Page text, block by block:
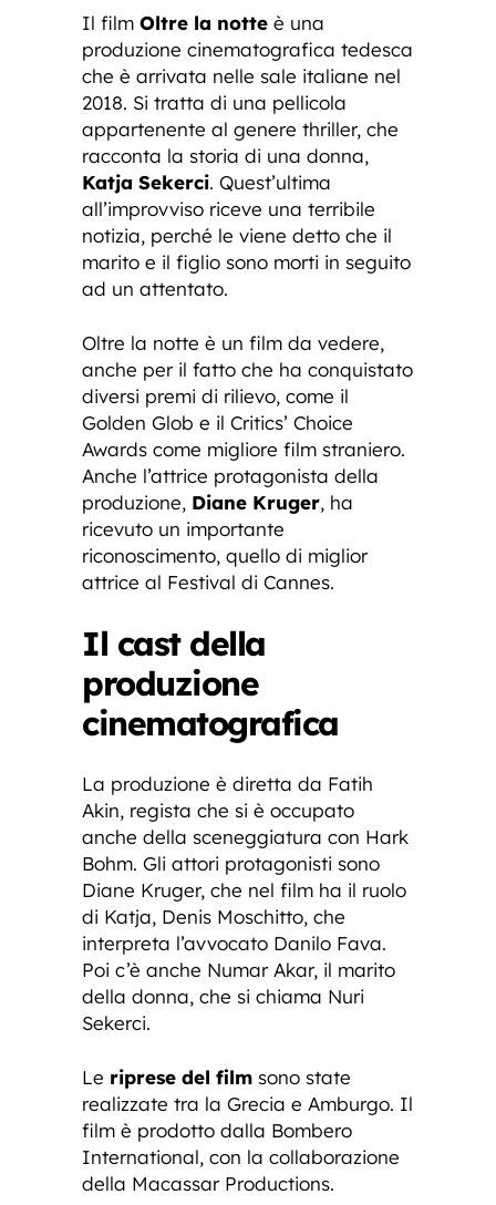
Il film Oltre la notte è una
produzione cinematografica tedesca
che è arrivata nelle sale italiane nel
2018. Si tratta di una pellicola
appartenente al genere thriller, che
racconta la storia di una donna,
Katja Sekerci. Quest’ultima
all’improvviso riceve una terribile
notizia, perché le viene detto che il
marito e il figlio sono morti in seguito
ad un attentato.
Oltre la notte è un film da vedere,
anche per il fatto che ha conquistato
diversi premi di rilievo, come il
Golden Glob e il Critics’ Choice
Awards come migliore film straniero.
Anche l’attrice protagonista della
produzione, Diane Kruger, ha
ricevuto un importante
riconoscimento, quello di miglior
attrice al Festival di Cannes.
Il cast della
produzione
cinematografica
La produzione è diretta da Fatih
Akin, regista che si è occupato
anche della sceneggiatura con Hark
Bohm. Gli attori protagonisti sono
Diane Kruger, che nel film ha il ruolo
di Katja, Denis Moschitto, che
interpreta l’avvocato Danilo Fava.
Poi c’è anche Numar Akar, il marito
della donna, che si chiama Nuri
Sekerci.
Le riprese del film sono state
realizzate tra la Grecia e Amburgo. Il
film è prodotto dalla Bombero
International, con la collaborazione
della Macassar Productions.